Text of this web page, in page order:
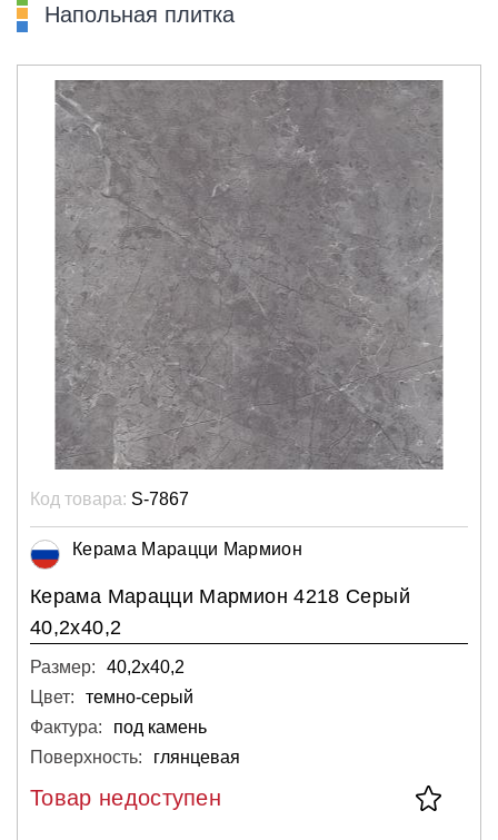
Напольная плитка
Код товара: S-7867
Керама Марацци Мармион
Керама Марацци Мармион 4218 Серый
40,2х40,2
Размер:
40,2х40,2
Цвет:
темно-серый
Фактура:
под камень
Поверхность:
глянцевая
Товар недоступен